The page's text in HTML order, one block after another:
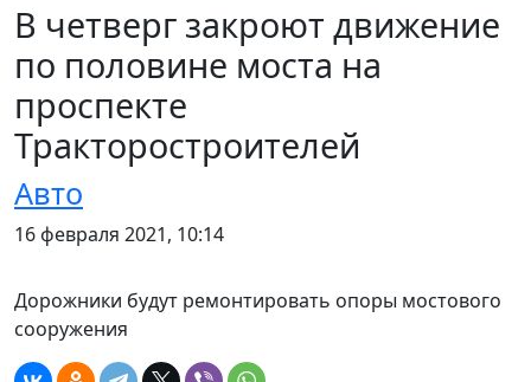
В четверг закроют движение
по половине моста на
проспекте
Тракторостроителей
Авто
16 февраля 2021, 10:14
Дорожники будут ремонтировать опоры мостового
сооружения